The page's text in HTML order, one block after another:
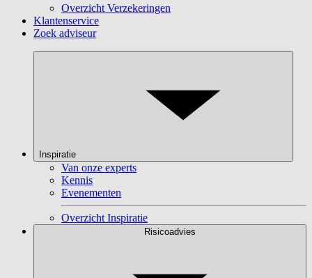
Overzicht Verzekeringen
Klantenservice
Zoek adviseur
Inspiratie
Van onze experts
Kennis
Evenementen
Overzicht Inspiratie
Risicoadvies